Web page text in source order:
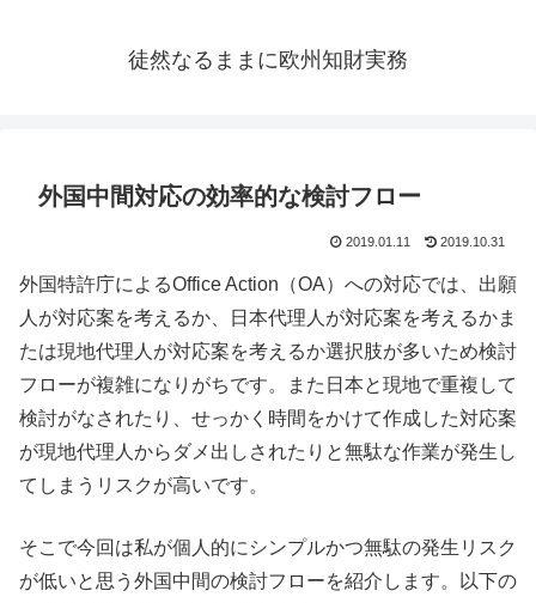
徒然なるままに欧州知財実務
外国中間対応の効率的な検討フロー
2019.01.11 2019.10.31
外国特許庁によるOffice Action（OA）への対応では、出願
人が対応案を考えるか、日本代理人が対応案を考えるかま
たは現地代理人が対応案を考えるか選択肢が多いため検討
フローが複雑になりがちです。また日本と現地で重複して
検討がなされたり、せっかく時間をかけて作成した対応案
が現地代理人からダメ出しされたりと無駄な作業が発生し
てしまうリスクが高いです。
そこで今回は私が個人的にシンプルかつ無駄の発生リスク
が低いと思う外国中間の検討フローを紹介します。以下の